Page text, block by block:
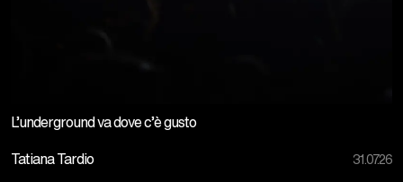
L’underground va dove c’è gusto
Tatiana Tardio 31.07.26